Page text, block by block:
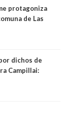
protagoniza
de Las
dichos de
Campillai: